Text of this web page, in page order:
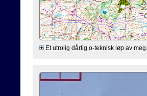
Et utrolig dårlig o-teknisk løp av